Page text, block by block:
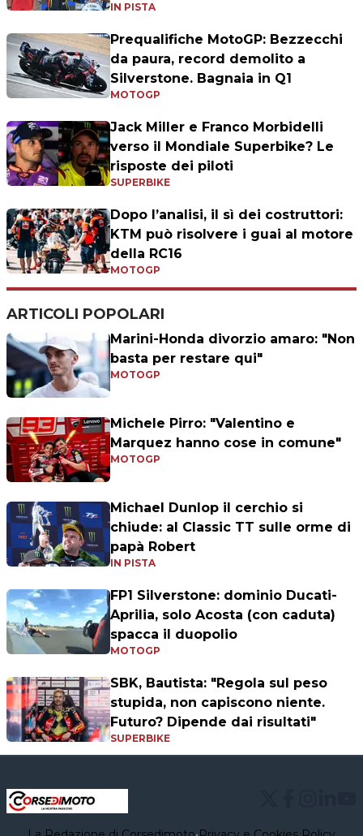
IN PISTA
Prequalifiche MotoGP: Bezzecchi
da paura, record demolito a
Silverstone. Bagnaia in Q1
MOTOGP
Jack Miller e Franco Morbidelli
verso il Mondiale Superbike? Le
risposte dei piloti
SUPERBIKE
Dopo l’analisi, il sì dei costruttori:
KTM può risolvere i guai al motore
della RC16
MOTOGP
ARTICOLI POPOLARI
Marini-Honda divorzio amaro: "Non
basta per restare qui"
MOTOGP
Michele Pirro: "Valentino e
Marquez hanno cose in comune"
MOTOGP
Michael Dunlop il cerchio si
chiude: al Classic TT sulle orme di
papà Robert
IN PISTA
FP1 Silverstone: dominio Ducati-
Aprilia, solo Acosta (con caduta)
spacca il duopolio
MOTOGP
SBK, Bautista: "Regola sul peso
stupida, non capiscono niente.
Futuro? Dipende dai risultati"
SUPERBIKE